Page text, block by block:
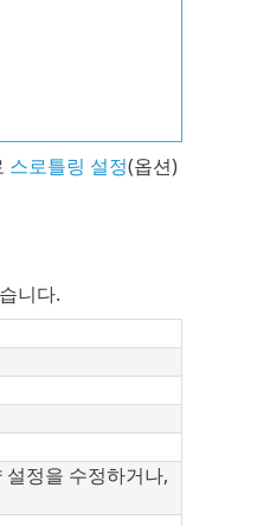
스로틀링 설정(옵션)
니다.
정을 수정하거나,